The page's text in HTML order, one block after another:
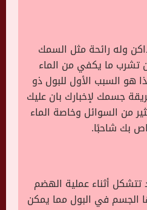
وله رائحة مثل السمك
تشرب ما يكفي من الماء
هو السبب الأول للبول ذو
جسمك لإخبارك بان عليك
من السوائل وخاصة الماء
بك شاحبًا.
أثناء عملية الهضم
الجسم في البول مما يمكن